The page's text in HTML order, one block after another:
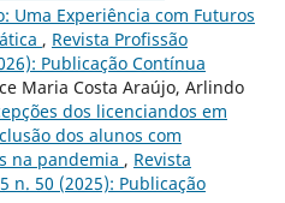
Uma Experiência com Futuros
, Revista Profissão
Publicação Contínua
Maria Costa Araújo, Arlindo
dos licenciandos em
dos alunos com
na pandemia , Revista
n. 50 (2025): Publicação